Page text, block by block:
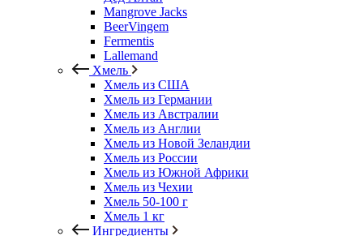
Mangrove Jacks
BeerVingem
Fermentis
Lallemand
Хмель
Хмель из США
Хмель из Германии
Хмель из Австралии
Хмель из Англии
Хмель из Новой Зеландии
Хмель из России
Хмель из Южной Африки
Хмель из Чехии
Хмель 50-100 г
Хмель 1 кг
Ингредиенты